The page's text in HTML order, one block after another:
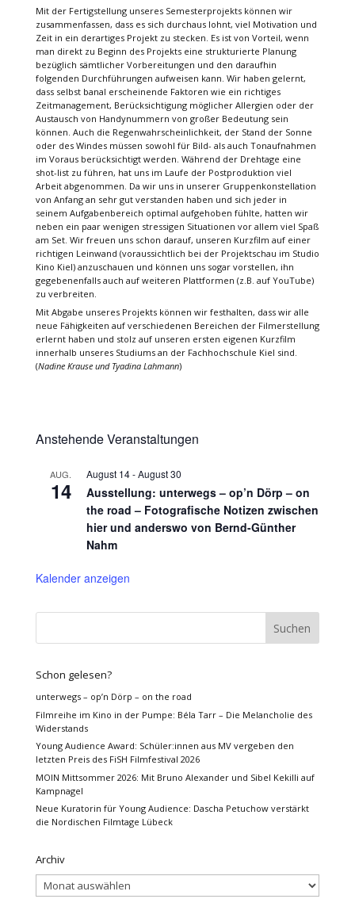
Mit der Fertigstellung unseres Semesterprojekts können wir
zusammenfassen, dass es sich durchaus lohnt, viel Motivation und
Zeit in ein derartiges Projekt zu stecken. Es ist von Vorteil, wenn
man direkt zu Beginn des Projekts eine strukturierte Planung
bezüglich sämtlicher Vorbereitungen und den daraufhin
folgenden Durchführungen aufweisen kann. Wir haben gelernt,
dass selbst banal erscheinende Faktoren wie ein richtiges
Zeitmanagement, Berücksichtigung möglicher Allergien oder der
Austausch von Handynummern von großer Bedeutung sein
können. Auch die Regenwahrscheinlichkeit, der Stand der Sonne
oder des Windes müssen sowohl für Bild- als auch Tonaufnahmen
im Voraus berücksichtigt werden. Während der Drehtage eine
shot-list zu führen, hat uns im Laufe der Postproduktion viel
Arbeit abgenommen. Da wir uns in unserer Gruppenkonstellation
von Anfang an sehr gut verstanden haben und sich jeder in
seinem Aufgabenbereich optimal aufgehoben fühlte, hatten wir
neben ein paar wenigen stressigen Situationen vor allem viel Spaß
am Set. Wir freuen uns schon darauf, unseren Kurzfilm auf einer
richtigen Leinwand (voraussichtlich bei der Projektschau im Studio
Kino Kiel) anzuschauen und können uns sogar vorstellen, ihn
gegebenenfalls auch auf weiteren Plattformen (z.B. auf YouTube)
zu verbreiten.
Mit Abgabe unseres Projekts können wir festhalten, dass wir alle
neue Fähigkeiten auf verschiedenen Bereichen der Filmerstellung
erlernt haben und stolz auf unseren ersten eigenen Kurzfilm
innerhalb unseres Studiums an der Fachhochschule Kiel sind.
(Nadine Krause und Tyadina Lahmann)
Anstehende Veranstaltungen
AUG.
14
August 14-August 30
Ausstellung: unterwegs – op’n Dörp – on
the road – Fotografische Notizen zwischen
hier und anderswo von Bernd-Günther
Nahm
Kalender anzeigen
Schon gelesen?
unterwegs – op’n Dörp – on the road
Filmreihe im Kino in der Pumpe: Béla Tarr – Die Melancholie des
Widerstands
Young Audience Award: Schüler:innen aus MV vergeben den
letzten Preis des FiSH Filmfestival 2026
MOIN Mittsommer 2026: Mit Bruno Alexander und Sibel Kekilli auf
Kampnagel
Neue Kuratorin für Young Audience: Dascha Petuchow verstärkt
die Nordischen Filmtage Lübeck
Archiv
Archiv